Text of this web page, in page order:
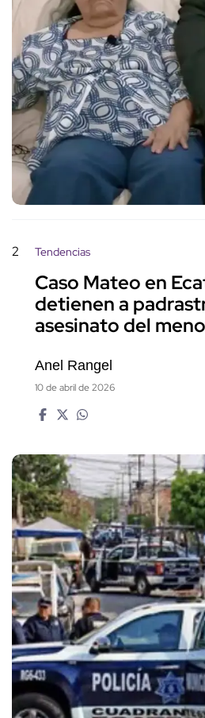
2 Tendencias
Caso Mateo en
detienen a
asesinato del
Anel Rangel
10 de abril de 2026